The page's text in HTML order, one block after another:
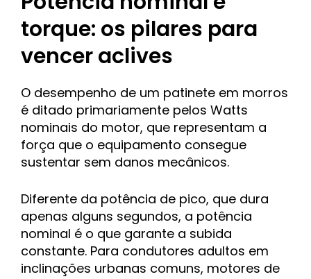
torque: os pilares para
vencer aclives
O desempenho de um patinete em morros
é ditado primariamente pelos Watts
nominais do motor, que representam a
força que o equipamento consegue
sustentar sem danos mecânicos.
Diferente da potência de pico, que dura
apenas alguns segundos, a potência
nominal é o que garante a subida
constante. Para condutores adultos em
inclinações urbanas comuns, motores de